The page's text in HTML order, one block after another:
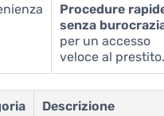
Procedure
senza
per un accesso
veloce al prestito.
Descrizione